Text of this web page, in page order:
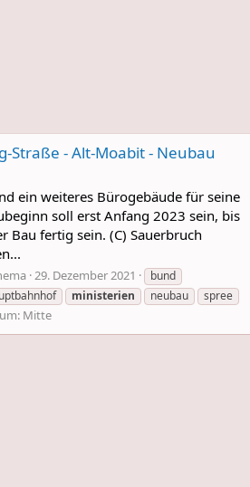
Straße - Alt-Moabit - Neubau
ein weiteres Bürogebäude für seine
soll erst Anfang 2023 sein, bis
Bau fertig sein. (C) Sauerbruch
29. Dezember 2021
bund
ministerien neubau spree
Mitte